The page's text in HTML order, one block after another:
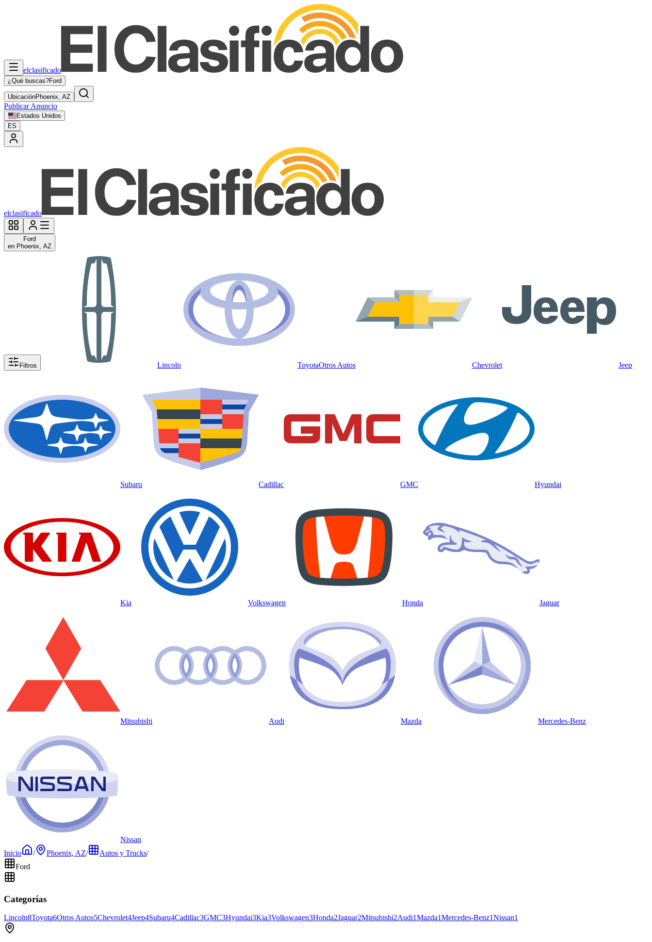
elclasificado
¿Qué buscas?Ford
UbicaciónPhoenix, AZ
Publicar Anuncio
Estados Unidos
ES
elclasificado
Ford
en Phoenix, AZ
Filtros Lincoln ToyotaOtros Autos Chevrolet Jeep
Subaru Cadillac GMC Hyundai
Kia Volkswagen Honda Jaguar
Mitsubishi Audi Mazda Mercedes-Benz
Nissan
Inicio
/ Phoenix, AZ/ Autos y Trucks/
Ford
Categorías
Lincoln8Toyota6Otros Autos5Chevrolet4Jeep4Subaru4Cadillac3GMC3Hyundai3Kia3Volkswagen3Honda2Jaguar2Mitsubishi2Audi1Mazda1Mercedes-Benz1Nissan1